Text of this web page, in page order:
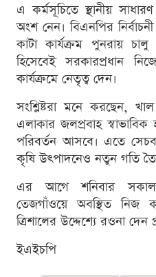
এ কর্মসূচিতে স্থানীয় সাধারণ
অংশ নেন। বিএনপির
কাটা কার্যক্রম পুনরায়
হিসেবেই সরকারপ্রধান
কার্যক্রমে নেতৃত্ব দেন।
সংশ্লিষ্টরা মনে করছেন,
এলাকার জলপ্রবাহ
পরিবর্তন আসবে। এতে
কৃষি উৎপাদনেও নতুন গতি
এর আগে শনিবার সকাল
তেজগাঁওয়ে অবস্থিত নিজ
ত্রিশালের উদ্দেশ্যে রওনা দেন
ইএইচপি